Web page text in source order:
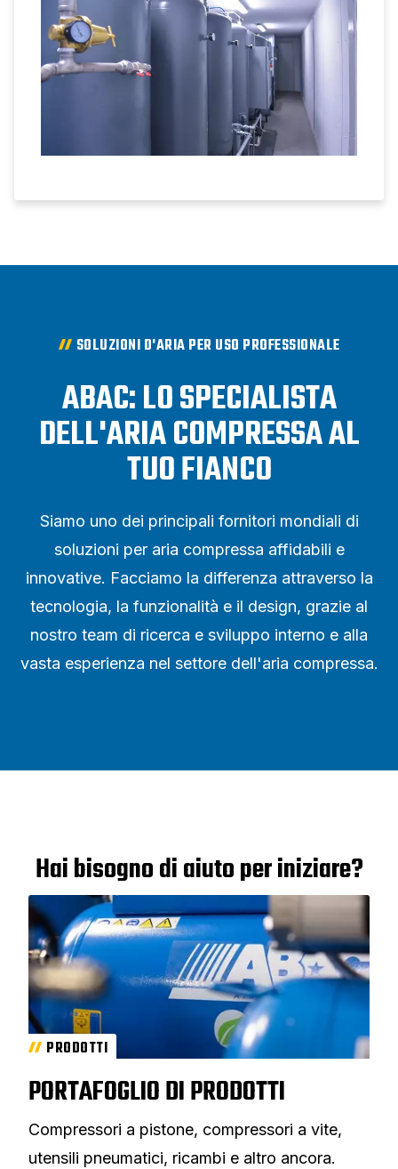
SOLUZIONI D'ARIA PER USO PROFESSIONALE
ABAC: LO SPECIALISTA
DELL'ARIA COMPRESSA AL
TUO FIANCO
Siamo uno dei principali fornitori mondiali di
soluzioni per aria compressa affidabili e
innovative. Facciamo la differenza attraverso la
tecnologia, la funzionalità e il design, grazie al
nostro team di ricerca e sviluppo interno e alla
vasta esperienza nel settore dell'aria compressa.
Hai bisogno di aiuto per iniziare?
PRODOTTI
PORTAFOGLIO DI PRODOTTI
Compressori a pistone, compressori a vite,
utensili pneumatici, ricambi e altro ancora.